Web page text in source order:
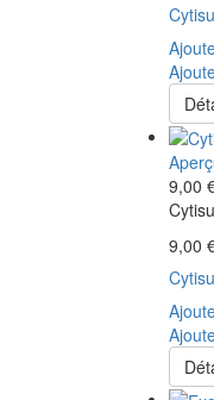
9,00
9,00